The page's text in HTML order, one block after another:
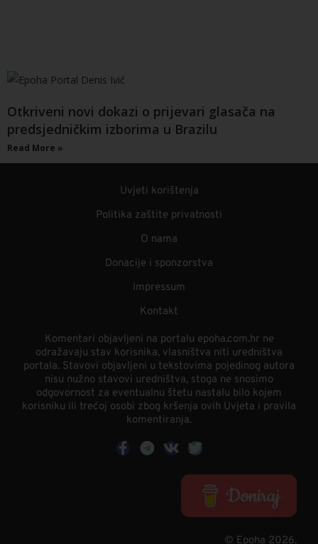
Otkriveni novi dokazi o prijevari glasača na
predsjedničkim izborima u Brazilu
Read More »
Uvjeti korištenja
Politika zaštite privatnosti
O nama
Donacije i sponzorstva
Impressum
Kontakt
Komentari objavljeni na portalu epoha.com.hr ne
odražavaju stav korisnika, vlasništva niti uredništva
portala. Stavovi objavljeni u tekstovima pojedinog autora
nisu nužno stavovi uredništva, stoga ne snosimo
odgovornost za eventualnu štetu nastalu bilo kojem
korisniku ili trećoj osobi zbog kršenja ovih Uvjeta i pravila
komentiranja.
© Epoha 2026.